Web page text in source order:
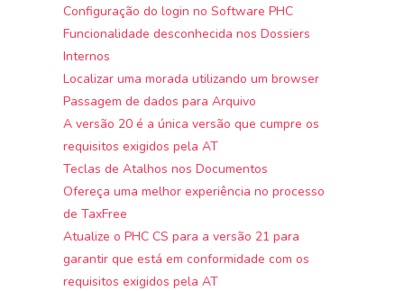
Configuração do login no Software PHC
Funcionalidade desconhecida nos Dossiers
Internos
Localizar uma morada utilizando um browser
Passagem de dados para Arquivo
A versão 20 é a única versão que cumpre os
requisitos exigidos pela AT
Teclas de Atalhos nos Documentos
Ofereça uma melhor experiência no processo
de TaxFree
Atualize o PHC CS para a versão 21 para
garantir que está em conformidade com os
requisitos exigidos pela AT